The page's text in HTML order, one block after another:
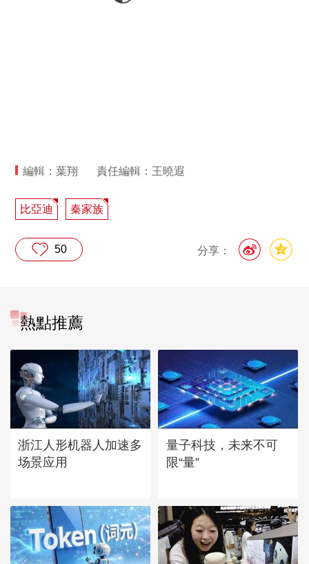
編輯：葉翔 責任編輯：王曉遐
比亞迪 秦家族
分享：
50
熱點推薦
浙江人形机器人加速多
场景应用
量子科技，未来不可
限“量”